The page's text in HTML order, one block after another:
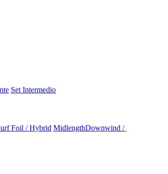
Set Intermedio
Foil / Hybrid MidlengthDownwind /